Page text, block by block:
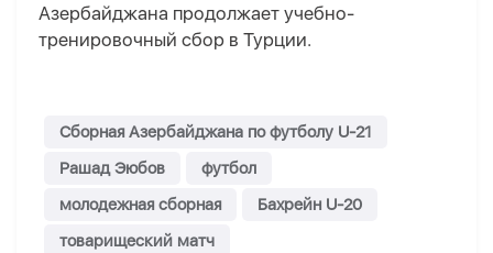
Азербайджана продолжает учебно-
тренировочный сбор в Турции.
Сборная Азербайджана по футболу U-21
Рашад Эюбов
футбол
молодежная сборная
Бахрейн U-20
товарищеский матч